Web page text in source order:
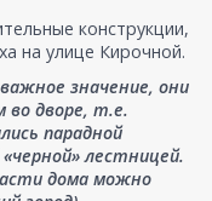
конструкции,
на улице Кирочной.
значение, они
во дворе, т.е.
парадной
лестницей.
дома можно